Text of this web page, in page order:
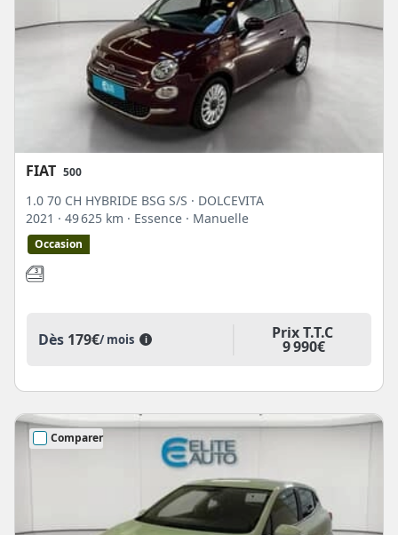
FIAT 500
1.0 70 CH HYBRIDE BSG S/S · DOLCEVITA
2021 · 49 625 km · Essence · Manuelle
Occasion
Dès 179€/ mois i Prix T.T.C
9 990€
Comparer